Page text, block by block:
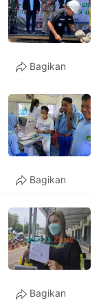
Bagikan
Bagikan
Bagikan